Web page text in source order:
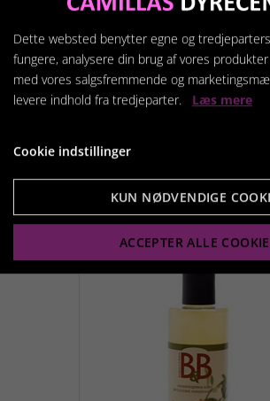
B & B Shampoo 2 i 1
melisse
Dette websted benytter egne og
fungere, analysere din brug af vores
med vores salgsfremmende og
levere indhold fra tredjeparter. Læs mere
Cookie indstillinger
KUN NØDVENDIGE
ACCEPTER ALLE